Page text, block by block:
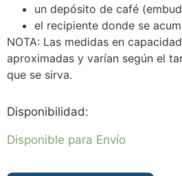
un depósito de café
el recipiente donde se
NOTA: Las medidas en
aproximadas y varían según el
que se sirva.
Disponibilidad:
Disponible para Envío